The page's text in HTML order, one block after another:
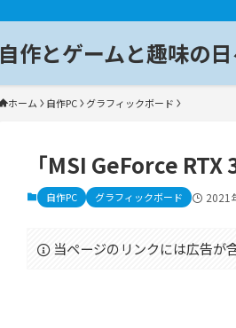
自作とゲームと趣味の日
ホーム 自作PC グラフィックボード
「MSI GeForce
自作PC グラフィックボード 2021
当ページのリンクには広告が